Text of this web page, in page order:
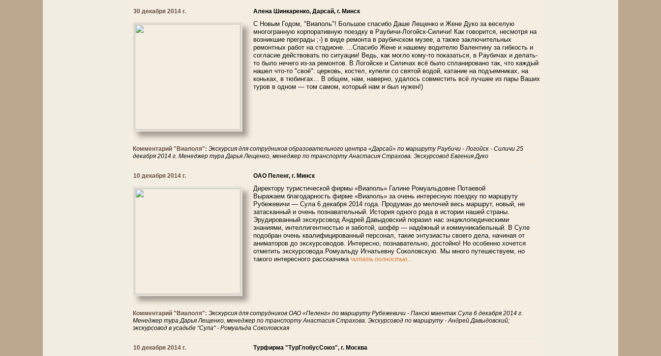
30 декабря 2014 г. Алена Шинкаренко, Дарсай, г. Минск
С Новым Годом, "Виаполь"! Большое спасибо Даше Лещенко и Жене Дуко за веселую
многогранную корпоративную поездку в Раубичи-Логойск-Силичи! Как говорится, несмотря на
возникшие преграды ;-) в виде ремонта в раубичском музее, а также заключительных
ремонтных работ на стадионе. ...Спасибо Жене и нашему водителю Валентину за гибкость и
согласие действовать по ситуации! Ведь, как могло кому-то показаться, в Раубичах и делать-
то было нечего из-за ремонтов. В Логойске и Силичах всё было спланировано так, что каждый
нашел что-то "своё": церковь, костел, купели со святой водой, катание на подъемниках, на
коньках, в тюбингах... В общем, нам, наверно, удалось совместить всё лучшее из пары Ваших
туров в одном — том самом, который нам и был нужен!)
Комментарий "Виаполя": Экскурсия для сотрудников образовательного центра «Дарсай» по маршруту Раубичи - Логойск - Силичи 25
декабря 2014 г. Менеджер тура Дарья Лещенко, менеджер по транспорту Анастасия Страхова. Экскурсовод Евгения Дуко
10 декабря 2014 г. ОАО Пеленг, г. Минск
Директору туристической фирмы «Виаполь» Галине Ромуальдовне Потаевой
Выражаем благодарность фирме «Виаполь» за очень интересную поездку по маршруту
Рубежевичи — Сула 6 декабря 2014 года. Продуман до мелочей весь маршрут, новый, не
затасканный и очень познавательный. История одного рода в истории нашей страны.
Эрудированный экскурсовод Андрей Давыдовский поразил нас энциклопедическими
знаниями, интеллигентностью и заботой, шофёр — надёжный и коммуникабельный. В Суле
подобран очень квалифицированный персонал, такие энтузиасты своего дела, начиная от
аниматоров до экскурсоводов. Интересно, познавательно, достойно! Но особенно хочется
отметить экскурсовода Ромуальду Игнатьевну Соколовскую. Мы много путешествуем, но
такого интересного рассказчика читать полностью...
Комментарий "Виаполя": Экскурсия для сотрудников ОАО «Пеленг» по маршруту Рубежевичи - Панскі маентак Сула 6 декабря 2014 г.
Менеджер тура Дарья Лещенко, менеджер по транспорту Анастасия Страхова. Экскурсовод по маршруту - Андрей Давыдовский;
экскурсовод в усадьбе "Сула" - Ромуальда Соколовская
10 декабря 2014 г. Турфирма "ТурГлобусСоюз", г. Москва